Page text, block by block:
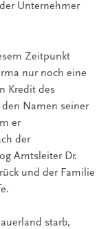
Unternehmer
Zeitpunkt
nur noch eine
Kredit des
Namen seiner
er
der
Amtsleiter Dr.
und der Familie
starb,